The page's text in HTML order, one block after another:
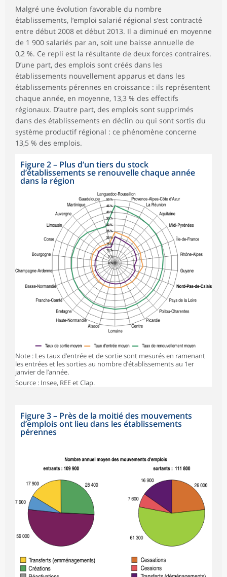
Malgré une évolution favorable du nombre
établissements, l’emploi salarié régional s’est contracté
entre début 2008 et début 2013. Il a diminué en moyenne
de 1 900 salariés par an, soit une baisse annuelle de
0,2 %. Ce repli est la résultante de deux forces contraires.
D’une part, des emplois sont créés dans les
établissements nouvellement apparus et dans les
établissements pérennes en croissance : ils représentent
chaque année, en moyenne, 13,3 % des effectifs
régionaux. D’autre part, des emplois sont supprimés
dans des établissements en déclin ou qui sont sortis du
système productif régional : ce phénomène concerne
13,5 % des emplois.
Figure 2– Plus d’un tiers du stock
d’établissements se renouvelle chaque année
dans la région
Note : Les taux d’entrée et de sortie sont mesurés en ramenant
les entrées et les sorties au nombre d’établissements au 1er
janvier de l’année.
Source : Insee, REE et Clap.
Figure 3– Près de la moitié des mouvements
d’emplois ont lieu dans les établissements
pérennes